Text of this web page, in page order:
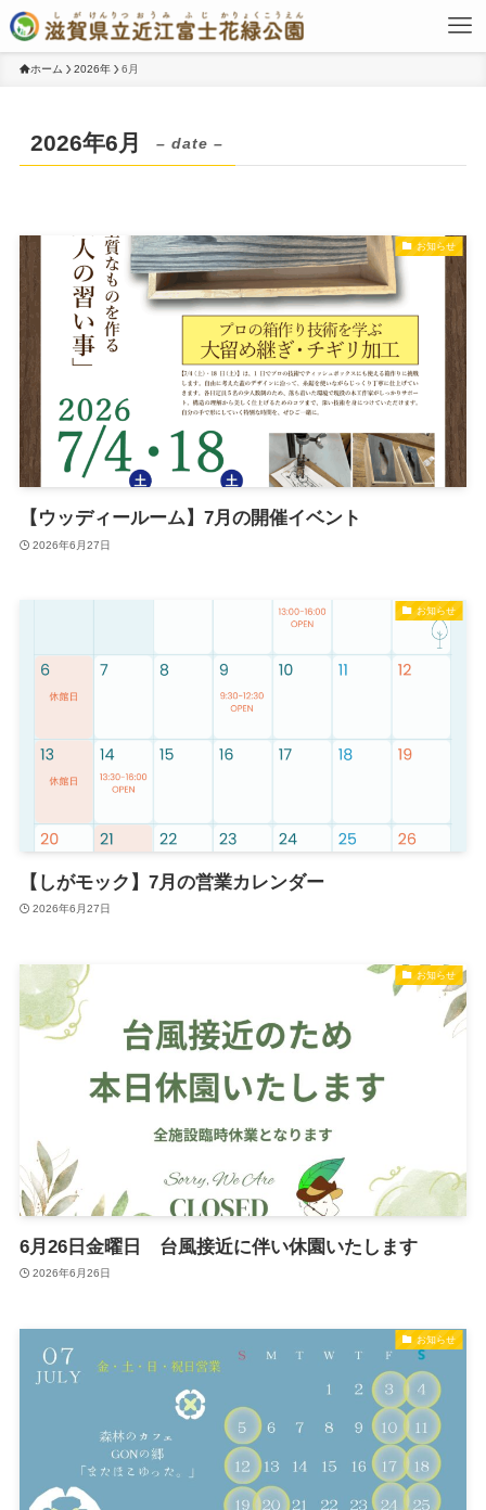
ホーム 2026年 6月
2026年6月 – date –
お知らせ
【ウッディールーム】7月の開催イベント
2026年6月27日
お知らせ
【しがモック】7月の営業カレンダー
2026年6月27日
お知らせ
6月26日金曜日 台風接近に伴い休園いたします
2026年6月26日
お知らせ